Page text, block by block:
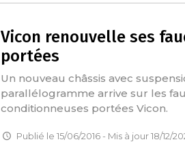
Vicon renouvelle ses
portées
Un nouveau châssis avec
parallélogramme arrive sur les
conditionneuses portées Vicon.
Publié le 15/06/2016 - Mis à jour 18/12/